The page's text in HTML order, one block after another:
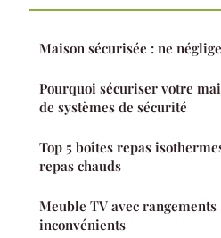
Maison sécurisée : ne
Pourquoi sécuriser votre
de systèmes de sécurité
Top 5 boîtes repas
repas chauds
Meuble TV avec rangements
inconvénients